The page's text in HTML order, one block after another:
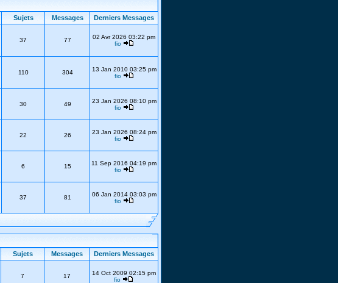
Sujets Messages
Derniers Messages
37 77
02 Avr 2026 03:22 pm
fio
110 304
13 Jan 2010 03:25 pm
fio
30 49
23 Jan 2026 08:10 pm
fio
22 26
23 Jan 2026 08:24 pm
fio
6 15
11 Sep 2016 04:19 pm
fio
37 81
06 Jan 2014 03:03 pm
fio
Sujets Messages
Derniers Messages
7 17
14 Oct 2009 02:15 pm
fio